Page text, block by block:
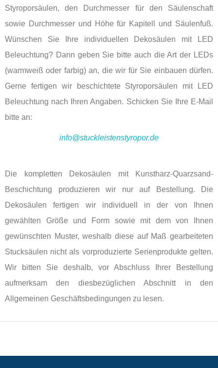
Styroporsäulen, den Durchmesser für den Säulenschaft
sowie Durchmesser und Höhe für Kapitell und Säulenfuß.
Wünschen Sie Ihre individuellen Dekosäulen mit LED
Beleuchtung? Dann geben Sie bitte auch die Art der LEDs
(warmweiß oder farbig) an, die wir für Sie einbauen dürfen.
Gerne fertigen wir beschichtete Styroporsäulen mit LED
Beleuchtung nach Ihren Angaben. Schicken Sie Ihre E-Mail
bitte an:
info@stuckleistenstyropor.de
Die kompletten Dekosäulen mit Kunstharz-Quarzsand-
Beschichtung produzieren wir nur auf Bestellung. Die
Dekosäulen fertigen wir individuell in der von Ihnen
gewählten Größe und Form sowie mit dem von Ihnen
gewünschten Muster, weshalb diese auf Maß gearbeiteten
Stucksäulen nicht als vorproduzierte Serienprodukte gelten.
Wir bitten Sie deshalb, vor Abschluss Ihrer Bestellung
aufmerksam den diesbezüglichen Abschnitt in den
Allgemeinen Geschäftsbedingungen zu lesen.